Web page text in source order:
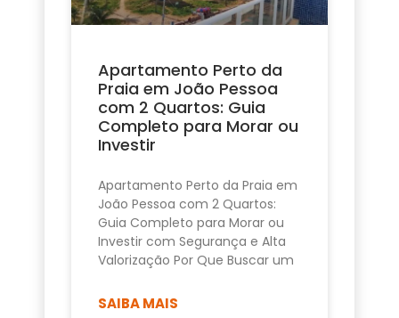
Apartamento Perto da
Praia em João Pessoa
com 2 Quartos: Guia
Completo para Morar ou
Investir
Apartamento Perto da Praia em
João Pessoa com 2 Quartos:
Guia Completo para Morar ou
Investir com Segurança e Alta
Valorização Por Que Buscar um
SAIBA MAIS